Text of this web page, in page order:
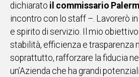
dichiarato il commissario
incontro con lo staff –. Lavorerò
e spirito di servizio. Il mio
stabilità, efficienza e trasparenza
soprattutto, rafforzare la fiducia
un’Azienda che ha grandi